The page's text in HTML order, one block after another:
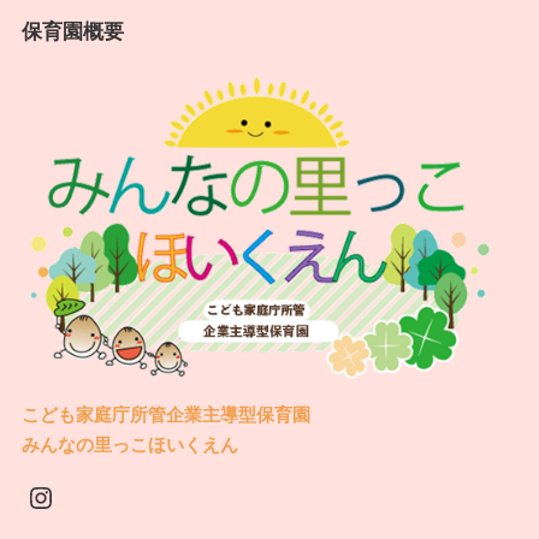
保育園概要
こども家庭庁所管企業主導型保育園
みんなの里っこほいくえん
Instagram